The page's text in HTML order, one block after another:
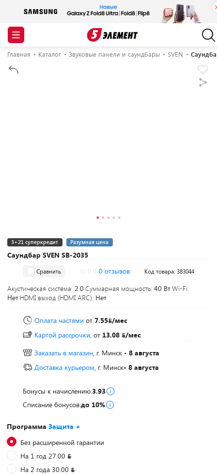
Главная Каталог Звуковые панели и саундбары SVEN
Саундбар SVEN SB-2035
3+21 суперкредит Разумная цена
Программа Защита +
Без расширенной гарантии
На 1 год 27.00
На 2 года 30.00
Сравнить 0 отзывов Код товара: 383044
Акустическая система: 2.0 Суммарная мощность: 40 ВтWi-Fi:
Нет HDMI выход (HDMI ARC): Нет
Оплата частями от 7.55 /мес
Картой рассрочки, от 13.08
/мес
Заказать в магазин, г. Минск - 8 августа
Доставка курьером, г. Минск- 8 августа
Бонусы к начислению:3.93
Списание бонусов:до 10%